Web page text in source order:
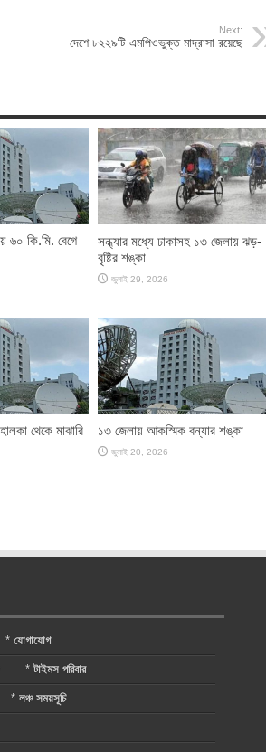
Next:
দেশে ৮২২৯টি এমপিওভুক্ত মাদ্রাসা রয়েছে
৬০ কি.মি. বেগে
সন্ধ্যার মধ্যে ঢাকাসহ ১৩ জেলায় ঝড়-
বৃষ্টির শঙ্কা
জুলাই 29, 2026
থেকে মাঝারি
১৩ জেলায় আকস্মিক বন্যার শঙ্কা
জুলাই 20, 2026
যোগাযোগ
*টাইমস পরিবার
লঞ্চ সময়সূচি